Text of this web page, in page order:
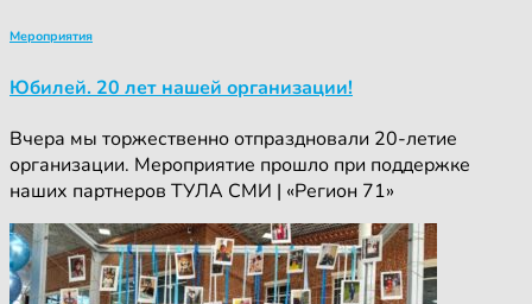
Мероприятия
Юбилей. 20 лет нашей организации!
Вчера мы торжественно отпраздновали 20-летие
организации. Мероприятие прошло при поддержке
наших партнеров ТУЛА СМИ | «Регион 71»